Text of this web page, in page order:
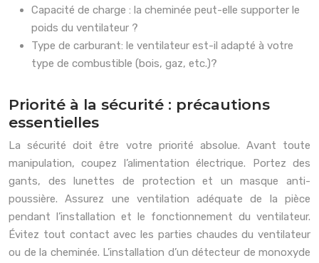
Capacité de charge : la cheminée peut-elle supporter le
poids du ventilateur ?
Type de carburant: le ventilateur est-il adapté à votre
type de combustible (bois, gaz, etc.)?
Priorité à la sécurité : précautions
essentielles
La sécurité doit être votre priorité absolue. Avant toute
manipulation, coupez l’alimentation électrique. Portez des
gants, des lunettes de protection et un masque anti-
poussière. Assurez une ventilation adéquate de la pièce
pendant l’installation et le fonctionnement du ventilateur.
Évitez tout contact avec les parties chaudes du ventilateur
ou de la cheminée. L’installation d’un détecteur de monoxyde